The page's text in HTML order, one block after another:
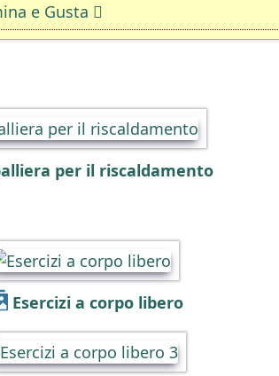
e Gusta
per il riscaldamento
Esercizi a corpo libero